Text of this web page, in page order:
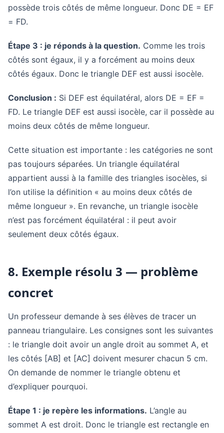
possède trois côtés de même longueur. Donc DE = EF
= FD.
Étape 3 : je réponds à la question. Comme les trois
côtés sont égaux, il y a forcément au moins deux
côtés égaux. Donc le triangle DEF est aussi isocèle.
Conclusion : Si DEF est équilatéral, alors DE = EF =
FD. Le triangle DEF est aussi isocèle, car il possède au
moins deux côtés de même longueur.
Cette situation est importante : les catégories ne sont
pas toujours séparées. Un triangle équilatéral
appartient aussi à la famille des triangles isocèles, si
l’on utilise la définition « au moins deux côtés de
même longueur ». En revanche, un triangle isocèle
n’est pas forcément équilatéral : il peut avoir
seulement deux côtés égaux.
8. Exemple résolu 3 — problème
concret
Un professeur demande à ses élèves de tracer un
panneau triangulaire. Les consignes sont les suivantes
: le triangle doit avoir un angle droit au sommet A, et
les côtés [AB] et [AC] doivent mesurer chacun 5 cm.
On demande de nommer le triangle obtenu et
d’expliquer pourquoi.
Étape 1 : je repère les informations. L’angle au
sommet A est droit. Donc le triangle est rectangle en